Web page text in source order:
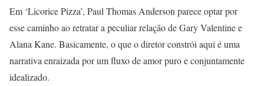
Em ‘Licorice Pizza’, Paul Thomas Anderson parece optar por
esse caminho ao retratar a peculiar relação de Gary Valentine e
Alana Kane. Basicamente, o que o diretor constrói aqui é uma
narrativa enraizada por um fluxo de amor puro e conjuntamente
idealizado.